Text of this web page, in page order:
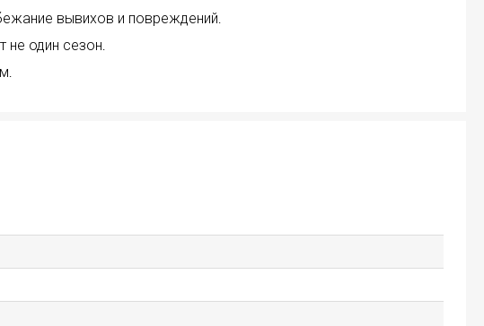
вывихов и повреждений.
один сезон.